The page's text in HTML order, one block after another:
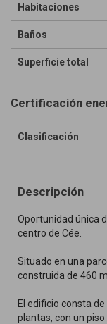
Habitaciones
Baños
Superficie total
Certificación
Clasificación
Descripción
Oportunidad única
centro de Cée.
Situado en una
construida de 460
El edificio consta
plantas, con un